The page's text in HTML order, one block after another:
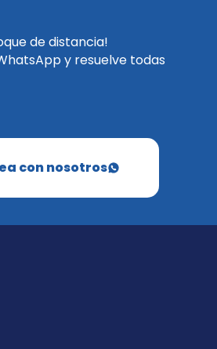
de distancia!
y resuelve todas
con nosotros